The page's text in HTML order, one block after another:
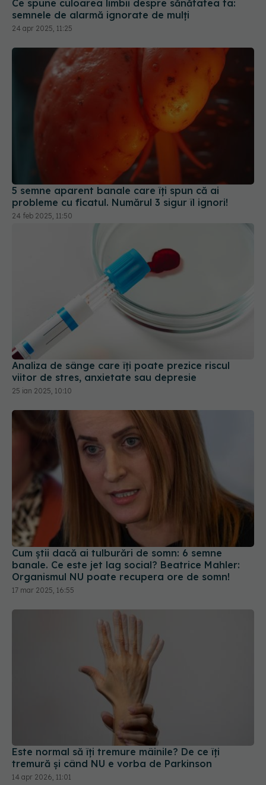
Ce spune culoarea limbii despre sănătatea ta:
semnele de alarmă ignorate de mulți
24 apr 2025, 11:25
5 semne aparent banale care îți spun că ai
probleme cu ficatul. Numărul 3 sigur îl ignori!
24 feb 2025, 11:50
Analiza de sânge care îți poate prezice riscul
viitor de stres, anxietate sau depresie
25 ian 2025, 10:10
Cum știi dacă ai tulburări de somn: 6 semne
banale. Ce este jet lag social? Beatrice Mahler:
Organismul NU poate recupera ore de somn!
17 mar 2025, 16:55
Este normal să îți tremure mâinile? De ce îți
tremură și când NU e vorba de Parkinson
14 apr 2026, 11:01